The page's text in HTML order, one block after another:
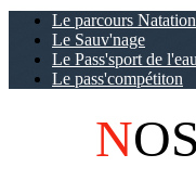
Le parcours Natation
Le Sauv'nage
Le Pass'sport de l'eau
Le pass'compétiton
NOS